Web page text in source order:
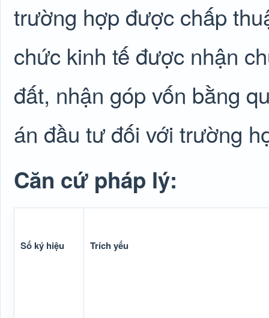
trường hợp được chấp
chức kinh tế được nhận
đất, nhận góp vốn bằng
án đầu tư đối với trường
Căn cứ pháp lý:
Số ký hiệu Trích yếu